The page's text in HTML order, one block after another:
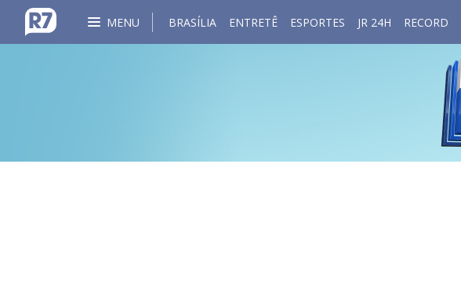
MENU BRASÍLIA ENTRETÊ ESPORTES JR 24H RECORD